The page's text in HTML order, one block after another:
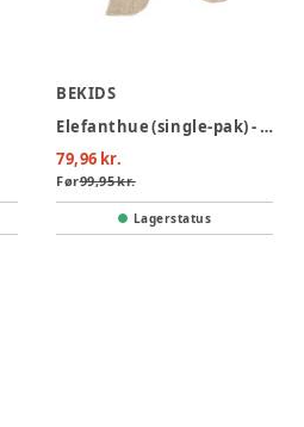
BEKIDS
Elefanthue (single-pak) - Silver Mink Melange
79,96 kr.
Før99,95 kr.
Lagerstatus